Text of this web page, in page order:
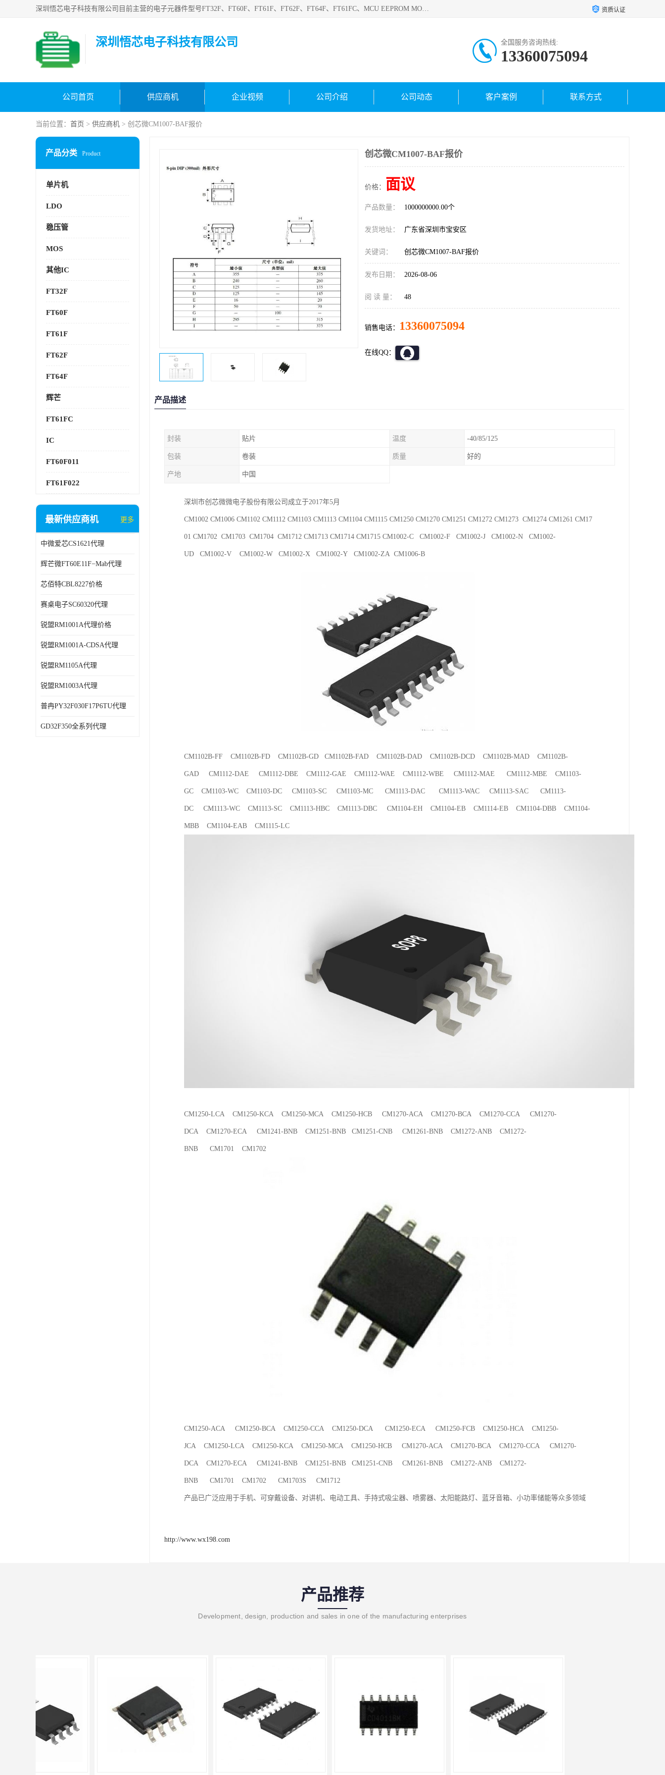
深圳悟芯电子科技有限公司目前主营的电子元器件型号FT32F、FT60F、FT61F、FT62F、FT64F、FT61FC、MCU EEPROM MOS LDO 稳压管 触摸IC DC-DC AC-DC 协议IC等，广泛应用于LED射灯、LED日光灯、等诸多领域。 资质认证
深圳悟芯电子科技有限公司 全国服务咨询热线:
13360075094
公司首页 供应商机 企业视频 公司介绍 公司动态 客户案例 联系方式
当前位置： 首页 > 供应商机 > 创芯微CM1007-BAF报价
产品分类 Product
单片机
LDO
稳压管
MOS
其他IC
FT32F
FT60F
FT61F
FT62F
FT64F
辉芒
FT61FC
IC
FT60F011
FT61F022
最新供应商机 更多
中微爱芯CS1621代理
辉芒微FT60E11F−Mab代理
芯佰特CBL8227价格
赛桌电子SC60320代理
锐盟RM1001A代理价格
锐盟RM1001A-CDSA代理
锐盟RM1105A代理
锐盟RM1003A代理
普冉PY32F030F17P6TU代理
GD32F350全系列代理
创芯微CM1007-BAF报价
价格： 面议
产品数量： 1000000000.00个
发货地址： 广东省深圳市宝安区
关键词： 创芯微CM1007-BAF报价
发布日期： 2026-08-06
阅 读 量： 48
销售电话： 13360075094
在线QQ：
产品描述
封装 贴片 温度 -40/85/125
包装 卷装 质量 好的
产地 中国
深圳市创芯微微电子股份有限公司成立于2017年5月
CM1002 CM1006 CM1102 CM1112 CM1103 CM1113 CM1104 CM1115 CM1250 CM1270 CM1251 CM1272 CM1273 CM1274 CM1261 CM17
01 CM1702 CM1703 CM1704 CM1712 CM1713 CM1714 CM1715 CM1002-C CM1002-F CM1002-J CM1002-N CM1002-
UD CM1002-V CM1002-W CM1002-X CM1002-Y CM1002-ZA CM1006-B
CM1102B-FF CM1102B-FD CM1102B-GD CM1102B-FAD CM1102B-DAD CM1102B-DCD CM1102B-MAD CM1102B-
GAD CM1112-DAE CM1112-DBE CM1112-GAE CM1112-WAE CM1112-WBE CM1112-MAE CM1112-MBE CM1103-
GC CM1103-WC CM1103-DC CM1103-SC CM1103-MC CM1113-DAC CM1113-WAC CM1113-SAC CM1113-
DC CM1113-WC CM1113-SC CM1113-HBC CM1113-DBC CM1104-EH CM1104-EB CM1114-EB CM1104-DBB CM1104-
MBB CM1104-EAB CM1115-LC
CM1250-LCA CM1250-KCA CM1250-MCA CM1250-HCB CM1270-ACA CM1270-BCA CM1270-CCA CM1270-
DCA CM1270-ECA CM1241-BNB CM1251-BNB CM1251-CNB CM1261-BNB CM1272-ANB CM1272-
BNB CM1701 CM1702
CM1250-ACA CM1250-BCA CM1250-CCA CM1250-DCA CM1250-ECA CM1250-FCB CM1250-HCA CM1250-
JCA CM1250-LCA CM1250-KCA CM1250-MCA CM1250-HCB CM1270-ACA CM1270-BCA CM1270-CCA CM1270-
DCA CM1270-ECA CM1241-BNB CM1251-BNB CM1251-CNB CM1261-BNB CM1272-ANB CM1272-
BNB CM1701 CM1702 CM1703S CM1712
产品已广泛应用于手机、可穿戴设备、对讲机、电动工具、手持式吸尘器、喷雾器、太阳能路灯、蓝牙音箱、小功率储能等众多领域
http://www.wx198.com
产品推荐
Development, design, production and sales in one of the manufacturing enterprises